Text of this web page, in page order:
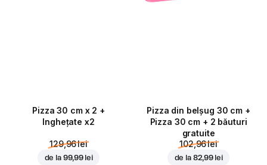
Pizza 30 cm x 2 +
Inghețate x2
129,96 lei
de la 99,99 lei
Pizza din belșug 30 cm +
Pizza 30 cm + 2 băuturi
gratuite
102,96 lei
de la 82,99 lei